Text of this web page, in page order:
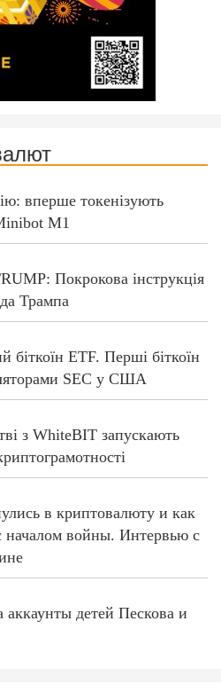
вперше токенізують
M1
Покрокова інструкція
Трампа
біткоїн ETF. Перші біткоїн
SEC у США
з WhiteBIT запускають
в криптовалюту и как
началом войны. Интервью с
аккаунты детей Пескова и